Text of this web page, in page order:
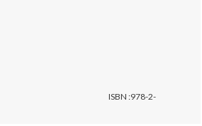
ISBN :978-2-